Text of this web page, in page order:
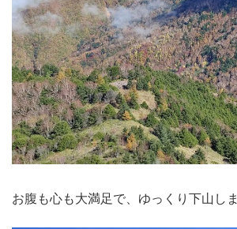
お腹も心も大満足で、ゆっくり下山しま